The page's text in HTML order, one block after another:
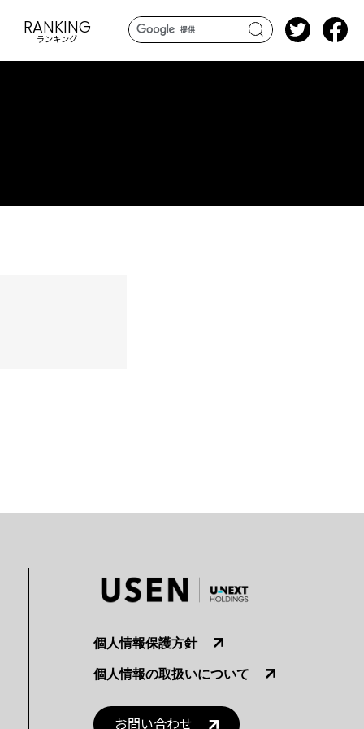
search
RANKING
ランキング
個人情報保護方針
個人情報の取扱いについて
お問い合わせ